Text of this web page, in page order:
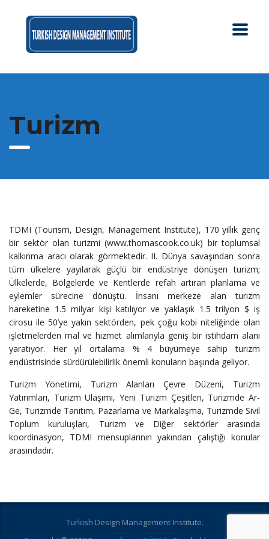
Turizm
TDMI (Tourism, Design, Management Institute), 170 yıllık genç
bir sektör olan turizmi (www.thomascook.co.uk) bir toplumsal
kalkınma aracı olarak görmektedir. II. Dünya savaşından sonra
tüm ülkelere yayılarak güçlü bir endüstriye dönüşen turizm;
Ülkelerde, Bölgelerde ve Kentlerde refah artıran planlama ve
eylemler sürecine dönüştü. İnsanı merkeze alan turizm
hareketine 1.5 milyar kişi katılıyor ve yaklaşık 1.5 trilyon $ iş
cirosu ile 50’ye yakın sektörden, pek çoğu kobi niteliğinde olan
işletmelerden mal ve hizmet alımlarıyla geniş bir istihdam alanı
yaratıyor. Her yıl ortalama % 4 büyümeye sahip turizm
endüstrisinde sürdürülebilirlik önemli konuların başında geliyor.
Turizm Yönetimi, Turizm Alanları Çevre Düzeni, Turizm
Yatırımları, Turizm Ulaşımı, Yeni Turizm Çeşitleri, Turizmde Ar-
Ge, Turizmde Tanıtım, Pazarlama ve Markalaşma, Turizmde Sivil
Toplum kuruluşları, Turizm ve Diğer sektörler arasında
koordinasyon, TDMI mensuplarının yakından çalıştığı konular
arasındadır.
Turkish Design Management Institute.